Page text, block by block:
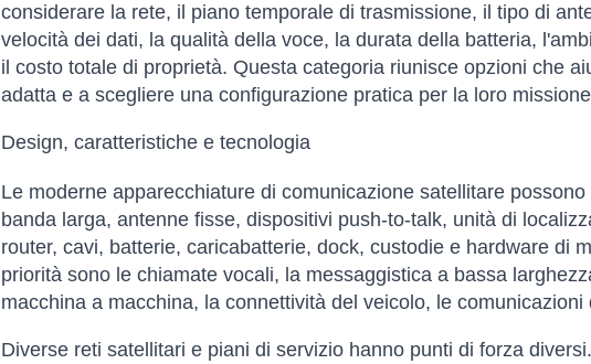
considerare la rete, il piano temporale di trasmissione, il tipo di
velocità dei dati, la qualità della voce, la durata della batteria,
il costo totale di proprietà. Questa categoria riunisce opzioni che
adatta e a scegliere una configurazione pratica per la loro
Design, caratteristiche e tecnologia
Le moderne apparecchiature di comunicazione satellitare
banda larga, antenne fisse, dispositivi push-to-talk, unità di
router, cavi, batterie, caricabatterie, dock, custodie e hardware di
priorità sono le chiamate vocali, la messaggistica a bassa
macchina a macchina, la connettività del veicolo, le
Diverse reti satellitari e piani di servizio hanno punti di forza